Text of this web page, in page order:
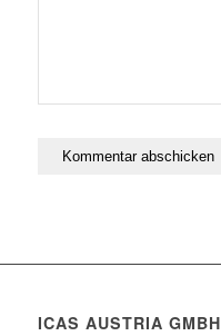
ICAS AUSTRIA GMBH